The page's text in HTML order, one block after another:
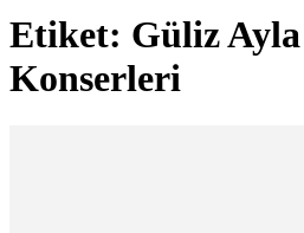
Etiket: Güliz
Konserleri